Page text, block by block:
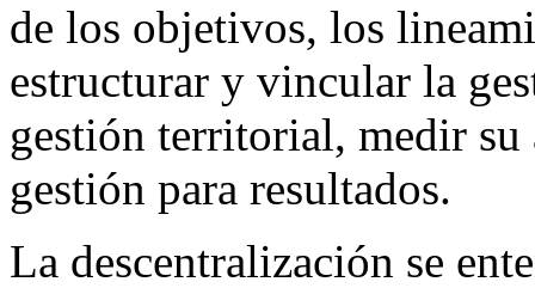
de los objetivos, los
estructurar y vincular la
gestión territorial, medir su
gestión para resultados.
La descentralización se